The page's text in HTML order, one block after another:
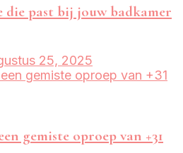
die past bij jouw badkamer
25, 2025
gemiste oproep van +31